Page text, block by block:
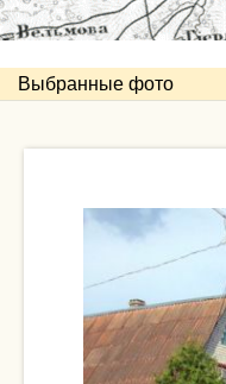
Выбранные фото